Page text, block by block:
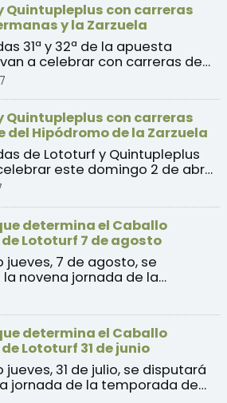
Quintupleplus con carreras
y la Zarzuela
31ª y 32ª de la apuesta
a celebrar con carreras de
...
Quintupleplus con carreras
del Hipódromo de la Zarzuela
de Lototurf y Quintupleplus
este domingo 2 de abril
e ...
determina el Caballo
Lototurf 7 de agosto
jueves, 7 de agosto, se
novena jornada de la
de verano 2014 de ...
determina el Caballo
Lototurf 31 de junio
jueves, 31 de julio, se disputará
jornada de la temporada de